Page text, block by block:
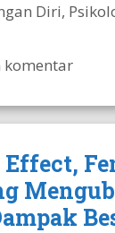
Diri,
komentar